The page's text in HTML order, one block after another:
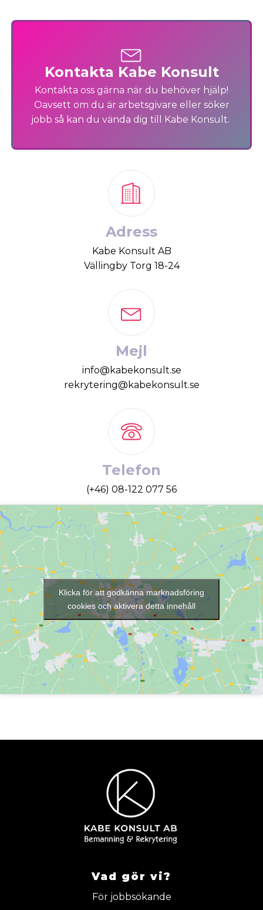
Kontakta Kabe Konsult
Kontakta oss gärna när du behöver hjälp!
Oavsett om du är arbetsgivare eller söker
jobb så kan du vända dig till Kabe Konsult.
Adress
Kabe Konsult AB
Vällingby Torg 18-24
Mejl
info@kabekonsult.se
rekrytering@kabekonsult.se
Telefon
(+46) 08-122 077 56
Klicka för att godkänna marknadsföring
cookies och aktivera detta innehåll
Vad gör vi?
För jobbsökande